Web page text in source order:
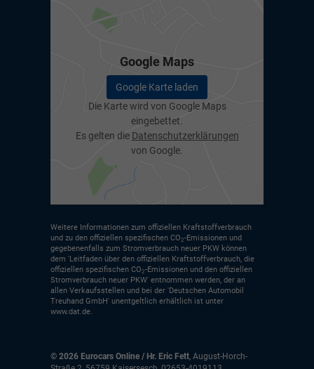
Google Maps
Google Karte laden
Die Karte wird von Google Maps
eingebettet.
Es gelten die Datenschutzerklärungen
von Google.
Weitere Informationen zum offiziellen Kraftstoffverbrauch
und zu den offiziellen spezifischen CO2-Emissionen und
gegebenenfalls zum Stromverbrauch neuer PKW können
dem 'Leitfaden über den offiziellen Kraftstoffverbrauch, die
offiziellen spezifischen CO2-Emissionen und den offiziellen
Stromverbrauch neuer PKW' entnommen werden, der an
allen Verkaufsstellen und bei der 'Deutschen Automobil
Treuhand GmbH' unentgeltlich erhältlich ist unter
www.dat.de.
© 2026 Eurocars Online / Hr. Eric Fett, August-Horch-